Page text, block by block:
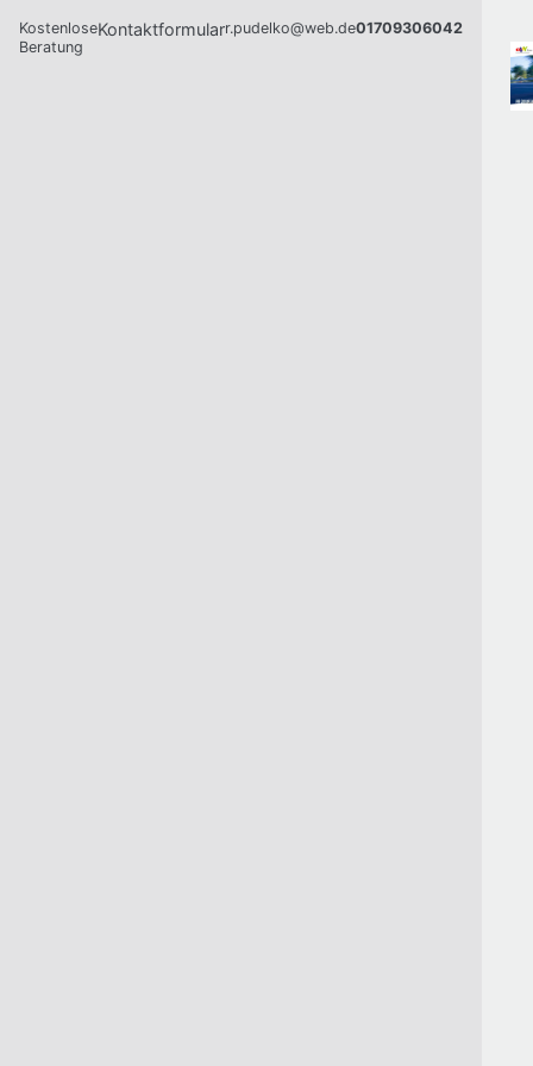
Kostenlose
Beratung
Kontaktformularr.pudelko@web.de01709306042